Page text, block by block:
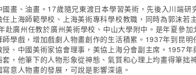
畫、油畫。17歲隨兄東渡日本學習美術，先後入川端
上海師範學校、上海美術專科學校教職，同時為郭沫
赴廣州任教於廣州美術學校、中山大學附中。是年夏參
師學戲，增加戲劇人物畫創作的生活積累。1937年到昆
授、中國美術家協會理事，美協上海分會副主席。1957
，他筆下的人物形象從神態、氣質和心理上均畫得筆
意人物畫的發展，可說是影響深遠。